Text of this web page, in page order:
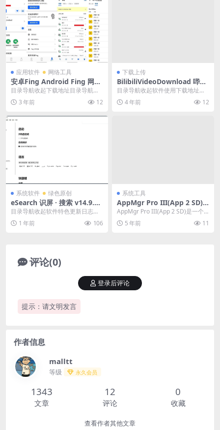
应用软件 网络工具
安卓Fing Android Fing 网络
扫描仪 v12.6.0 去广告版
目录导航收起下载地址目录导航收
起下载地址Fing是一款全球领先的
网络扫描工具，帮...
3 年前 12
下载上传
BilibiliVideoDownload 哔哩
哔哩视频下载 v3.3.2
目录导航收起软件使用下载地址目
录导航收起软件使用下载地址跨平
台下载哔哩哔哩（bi...
4 年前 12
系统软件 绿色原创
eSearch 识屏 · 搜索 v14.9.0
中文绿色版
目录导航收起软件特色更新日志下
载链接目录导航收起软件特色更新
日志下载链接eSea...
1 年前 106
系统工具
AppMgr Pro III(App 2 SD)v
5.31直装高级版
AppMgr Pro III(App 2 SD)是一个
全新设计的新一代应用，冻结...
5 年前 11
评论(0)
提示：请文明发言
登录后评论
作者信息
malltt
等级 永久会员
1343
文章
12
评论
0
收藏
查看作者其他文章